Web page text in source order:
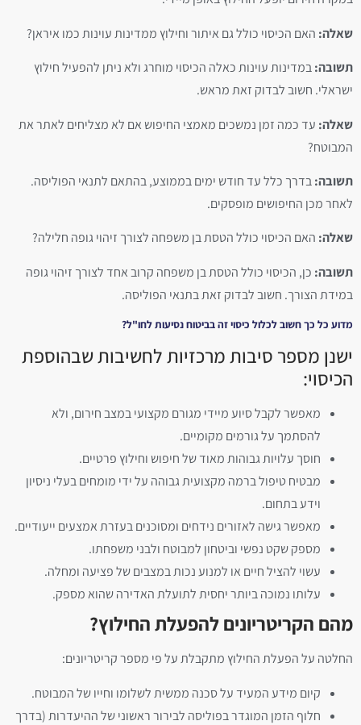
שאלה: האם הכיסוי כולל גם איתור וחילוץ ממדינות עוינות כמו איראן?
תשובה:במדינות עוינות כאלה הכיסוי מוחרג ולא ניתן להפעיל חילוץ
ישראלי. חשוב לבדוק זאת מראש.
שאלה: עד כמה זמן נמשכים מאמצי החיפוש אם לא מצליחים לאתר את
המבוטח?
תשובה:בדרך כלל עד חודש ימים בממוצע, בהתאם לתנאי הפוליסה.
לאחר מכן החיפושים מופסקים.
שאלה: האם הכיסוי כולל הטסת בן משפחה לצורך זיהוי גופה חלילה?
תשובה: כן, הכיסוי כולל הטסת בן משפחה קרוב אחד לצורך זיהוי גופה
במידת הצורך. חשוב לבדוק זאת בתנאי הפוליסה.
מדוע כל כך חשוב לכלול כיסוי זה בביטוח נסיעות לחו"ל?
ישנן מספר סיבות מרכזיות לחשיבות שבהוספת
הכיסוי:
מאפשר לקבל סיוע מיידי מגורם מקצועי במצב חירום, ולא
להסתמך על גורמים מקומיים.
חוסך עלויות גבוהות מאוד של חיפוש וחילוץ פרטיים.
מבטיח טיפול ברמה מקצועית גבוהה על ידי מומחים בעלי ניסיון
וידע בתחום.
מאפשר גישה לאזורים נידחים ומסוכנים בעזרת אמצעים ייעודיים.
מספק שקט נפשי וביטחון למבוטח ולבני משפחתו.
עשוי להציל חיים או למנוע נכות במצבים של פציעה ומחלה.
עלותו נמוכה ביותר יחסית לתועלת האדירה שהוא מספק.
מהם הקריטריונים להפעלת החילוץ?
החלטה על הפעלת החילוץ מתקבלת על פי מספר קריטריונים:
קיום מידע המעיד על סכנה ממשית לשלומו וחייו של המבוטח.
חלוף הזמן המוגדר בפוליסה לבירור ראשוני של ההיעדרות (בדרך